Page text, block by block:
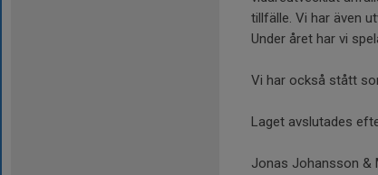
tillfälle. Vi har även
Under året har vi
Vi har också stått
Laget avslutades
Jonas Johansson &